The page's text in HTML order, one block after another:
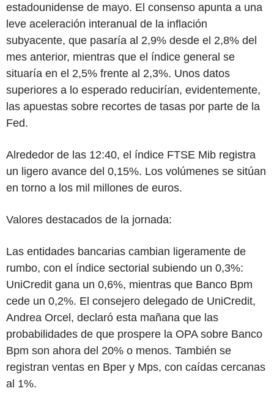
estadounidense de mayo. El consenso apunta a una
leve aceleración interanual de la inflación
subyacente, que pasaría al 2,9% desde el 2,8% del
mes anterior, mientras que el índice general se
situaría en el 2,5% frente al 2,3%. Unos datos
superiores a lo esperado reducirían, evidentemente,
las apuestas sobre recortes de tasas por parte de la
Fed.
Alrededor de las 12:40, el índice FTSE Mib registra
un ligero avance del 0,15%. Los volúmenes se sitúan
en torno a los mil millones de euros.
Valores destacados de la jornada:
Las entidades bancarias cambian ligeramente de
rumbo, con el índice sectorial subiendo un 0,3%:
UniCredit gana un 0,6%, mientras que Banco Bpm
cede un 0,2%. El consejero delegado de UniCredit,
Andrea Orcel, declaró esta mañana que las
probabilidades de que prospere la OPA sobre Banco
Bpm son ahora del 20% o menos. También se
registran ventas en Bper y Mps, con caídas cercanas
al 1%.